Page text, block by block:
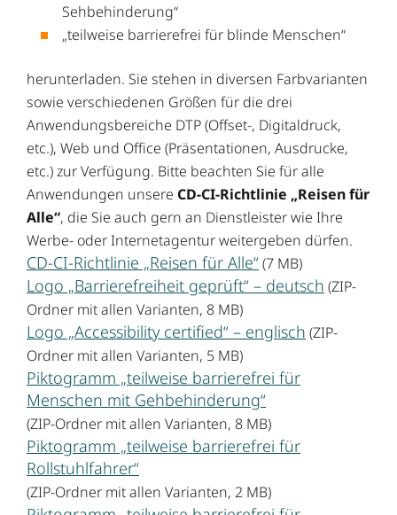
Sehbehinderung“
„teilweise barrierefrei für blinde Menschen“
herunterladen. Sie stehen in diversen Farbvarianten
sowie verschiedenen Größen für die drei
Anwendungsbereiche DTP (Offset-, Digitaldruck,
etc.), Web und Office (Präsentationen, Ausdrucke,
etc.) zur Verfügung. Bitte beachten Sie für alle
Anwendungen unsere CD-CI-Richtlinie „Reisen für
Alle“, die Sie auch gern an Dienstleister wie Ihre
Werbe- oder Internetagentur weitergeben dürfen.
CD-CI-Richtlinie „Reisen für Alle“(7 MB)
Logo „Barrierefreiheit geprüft“ – deutsch (ZIP-
Ordner mit allen Varianten, 8 MB)
Logo „Accessibility certified“ – englisch (ZIP-
Ordner mit allen Varianten, 5 MB)
Piktogramm „teilweise barrierefrei für
Menschen mit Gehbehinderung“
(ZIP-Ordner mit allen Varianten, 8 MB)
Piktogramm „teilweise barrierefrei für
Rollstuhlfahrer“
(ZIP-Ordner mit allen Varianten, 2 MB)